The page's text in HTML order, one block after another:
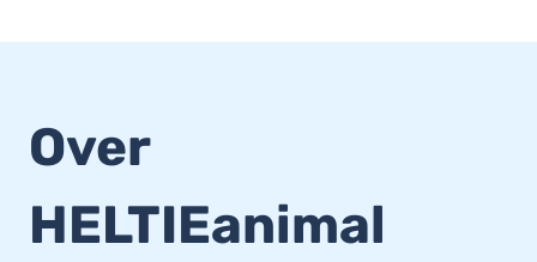
Over
HELTIEanimal